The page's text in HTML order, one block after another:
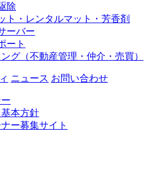
除
ト・レンタルマット・芳香剤
ーバー
ート
グ（不動産管理・仲介・売買）
ニュース お問い合わせ
本方針
ー募集サイト